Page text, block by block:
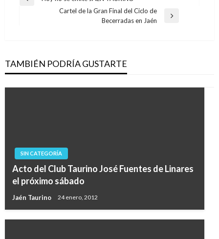
Entrada
Cartel de la Gran Final del Ciclo de
Becerradas en Jaén
TAMBIÉN PODRÍA GUSTARTE
SIN CATEGORÍA
Acto del Club Taurino José Fuentes de Linares
el próximo sábado
Jaén Taurino 24 enero, 2012